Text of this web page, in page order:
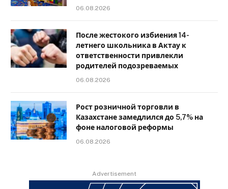
06.08.2026
После жестокого избиения 14-
летнего школьника в Актау к
ответственности привлекли
родителей подозреваемых
06.08.2026
Рост розничной торговли в
Казахстане замедлился до 5,7% на
фоне налоговой реформы
06.08.2026
Advertisement